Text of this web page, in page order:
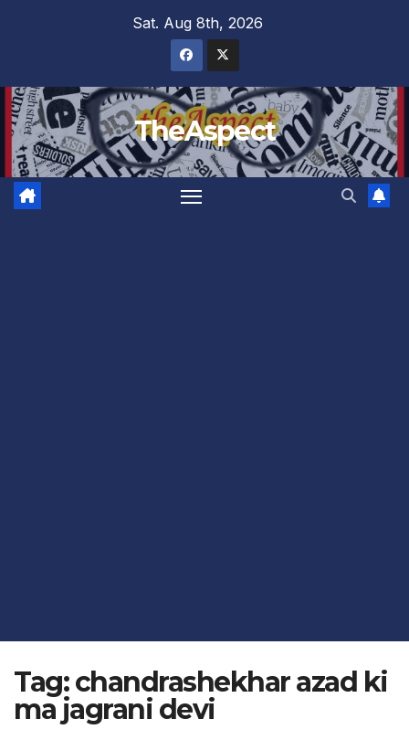
Sat. Aug 8th, 2026
TheAspect
Tag:chandrashekhar azad ki
ma jagrani devi